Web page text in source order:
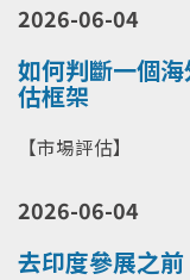
2026-06-04
如何判斷一個
估框架
【市場評估】
2026-06-04
去印度參展之